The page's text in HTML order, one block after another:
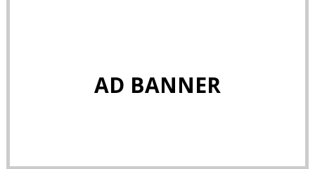
AD BANNER